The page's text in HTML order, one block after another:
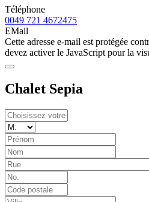
Téléphone
0049 721 4672475
EMail
Cette adresse e-mail est protégée
devez activer le JavaScript pour la
Chalet Sepia